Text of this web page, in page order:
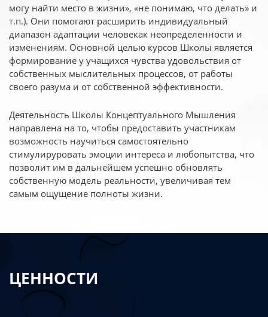
могу найти место в жизни», «не понимаю, что делать» и
т.п.). Они помогают расширить индивидуальный
диапазон адаптации человекак неопределенности и
изменениям. Основной целью курсов Школы является
формирование у учащихся чувства удовольствия от
собственных мыслительных процессов, от работы
своего разума и от собственной эффективности.
Деятельность Школы Концептуального Мышления
направлена на то, чтобы предоставить участникам
возможность научиться самостоятельно
стимулируровать эмоции интереса и любопытства, что
позволит им в дальнейшем успешно обновлять
собственную модель реальности, увеличивая тем
самым ощущение полноты жизни.
ЦЕННОСТИ